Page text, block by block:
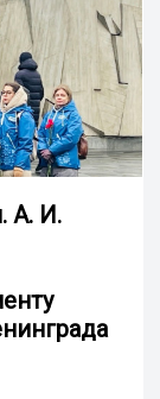
А. И.